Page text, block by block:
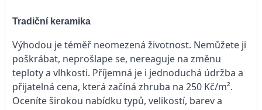
Tradiční keramika
Výhodou je téměř neomezená životnost. Nemůžete ji
poškrábat, neprošlape se, nereaguje na změnu
teploty a vlhkosti. Příjemná je i jednoduchá údržba a
přijatelná cena, která začíná zhruba na 250 Kč/m².
Oceníte širokou nabídku typů, velikostí, barev a